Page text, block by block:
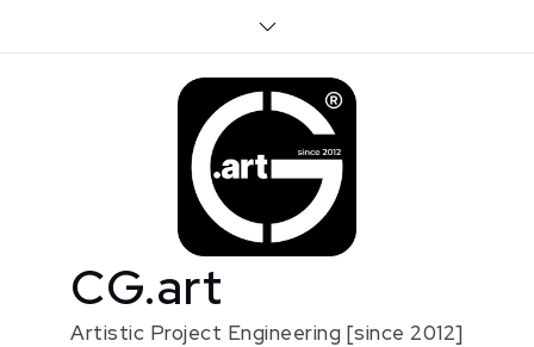
CG.art
Artistic Project Engineering [since 2012]